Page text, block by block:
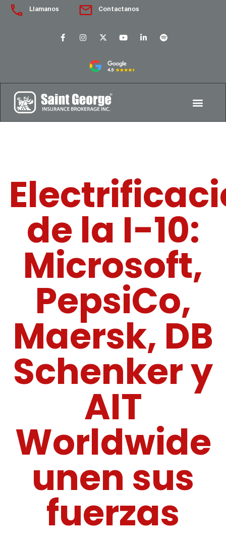
Llamanos Contactanos
de la I-10:
Microsoft,
PepsiCo,
Maersk, DB
Schenker y
AIT
Worldwide
unen sus
fuerzas